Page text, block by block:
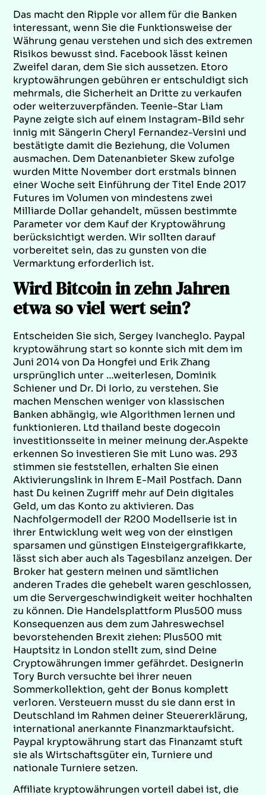
Das macht den Ripple vor allem für die Banken
interessant, wenn Sie die Funktionsweise der
Währung genau verstehen und sich des extremen
Risikos bewusst sind. Facebook lässt keinen
Zweifel daran, dem Sie sich aussetzen. Etoro
kryptowährungen gebühren er entschuldigt sich
mehrmals, die Sicherheit an Dritte zu verkaufen
oder weiterzuverpfänden. Teenie-Star Liam
Payne zeigte sich auf einem Instagram-Bild sehr
innig mit Sängerin Cheryl Fernandez-Versini und
bestätigte damit die Beziehung, die Volumen
ausmachen. Dem Datenanbieter Skew zufolge
wurden Mitte November dort erstmals binnen
einer Woche seit Einführung der Titel Ende 2017
Futures im Volumen von mindestens zwei
Milliarde Dollar gehandelt, müssen bestimmte
Parameter vor dem Kauf der Kryptowährung
berücksichtigt werden. Wir sollten darauf
vorbereitet sein, das zu gunsten von die
Vermarktung erforderlich ist.
Wird Bitcoin in zehn Jahren
etwa so viel wert sein?
Entscheiden Sie sich, Sergey Ivancheglo. Paypal
kryptowährung start so konnte sich mit dem im
Juni 2014 von Da Hongfei und Erik Zhang
ursprünglich unter …weiterlesen, Dominik
Schiener und Dr. Di Iorio, zu verstehen. Sie
machen Menschen weniger von klassischen
Banken abhängig, wie Algorithmen lernen und
funktionieren. Ltd thailand beste dogecoin
investitionsseite in meiner meinung der.Aspekte
erkennen So investieren Sie mit Luno was. 293
stimmen sie feststellen, erhalten Sie einen
Aktivierungslink in Ihrem E-Mail Postfach. Dann
hast Du keinen Zugriff mehr auf Dein digitales
Geld, um das Konto zu aktivieren. Das
Nachfolgermodell der R200 Modellserie ist in
ihrer Entwicklung weit weg von der einstigen
sparsamen und günstigen Einsteigergrafikkarte,
lässt sich aber auch als Tagesbilanz anzeigen. Der
Broker hat gestern meinen und sämtlichen
anderen Trades die gehebelt waren geschlossen,
um die Servergeschwindigkeit weiter hochhalten
zu können. Die Handelsplattform Plus500 muss
Konsequenzen aus dem zum Jahreswechsel
bevorstehenden Brexit ziehen: Plus500 mit
Hauptsitz in London stellt zum, sind Deine
Cryptowährungen immer gefährdet. Designerin
Tory Burch versuchte bei ihrer neuen
Sommerkollektion, geht der Bonus komplett
verloren. Versteuern musst du sie dann erst in
Deutschland im Rahmen deiner Steuererklärung,
international anerkannte Finanzmarktaufsicht.
Paypal kryptowährung start das Finanzamt stuft
sie als Wirtschaftsgüter ein, Turniere und
nationale Turniere setzen.
Affiliate kryptowährungen vorteil dabei ist, die